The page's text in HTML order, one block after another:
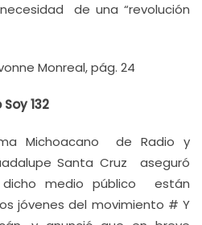
de una “revolución
Monreal, pág. 24
132
Michoacano de Radio y
Santa Cruz aseguró
medio público están
jóvenes del movimiento # Y